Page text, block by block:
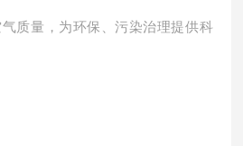
气质量，为环保、污染治理提供科